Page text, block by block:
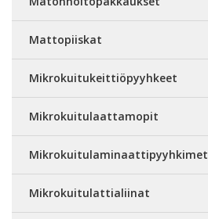
Mattopiiskat
Mikrokuitukeittiöpyyhkeet
Mikrokuitulaattamopit
Mikrokuitulaminaattipyyhkimet
Mikrokuitulattialiinat